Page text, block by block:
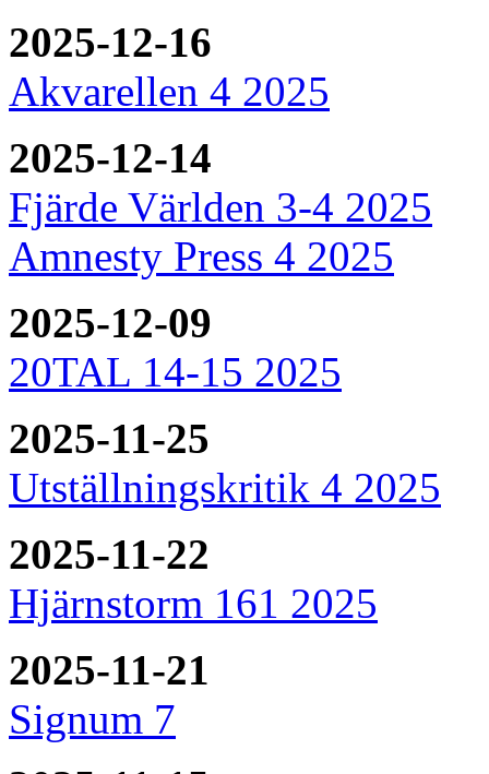
2025-12-16
Akvarellen 4 2025
2025-12-14
Fjärde Världen 3-4 2025
Amnesty Press 4 2025
2025-12-09
20TAL 14-15 2025
2025-11-25
Utställningskritik 4 2025
2025-11-22
Hjärnstorm 161 2025
2025-11-21
Signum 7